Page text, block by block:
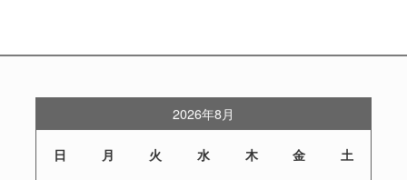
2026年8月
日 月 火 水 木 金 土